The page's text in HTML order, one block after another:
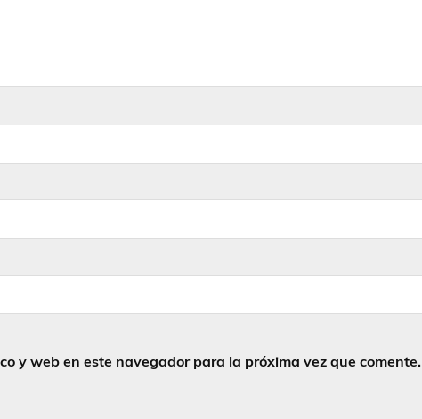
y web en este navegador para la próxima vez que comente.